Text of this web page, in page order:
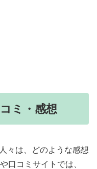
ミ・感想
々は、どのような感想
口コミサイトでは、